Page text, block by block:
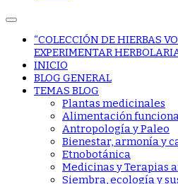
“COLECCIÓN DE HIERBAS
EXPERIMENTAR
INICIO
BLOG GENERAL
TEMAS BLOG
Plantas medicinales
Alimentación
Antropología y Paleo
Bienestar, armonía y
Etnobotánica
Medicinas y Terapias
Siembra, ecología y